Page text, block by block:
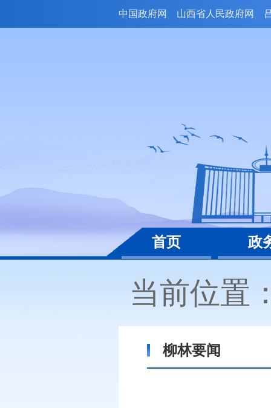
中国政府网 山西省人民政府网
首页 政
当前位置
柳林要闻